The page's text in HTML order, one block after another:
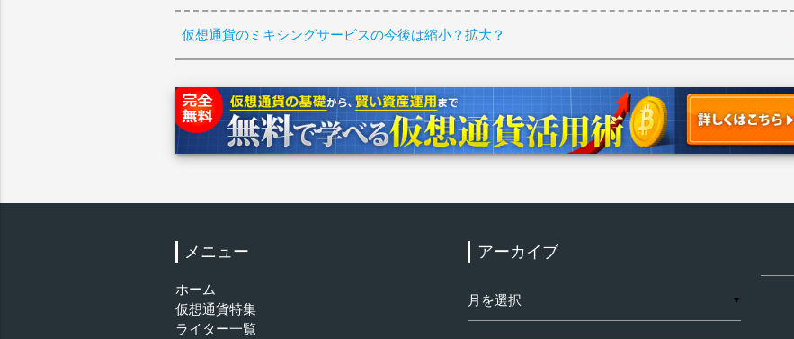
仮想通貨のミキシングサービスの今後は縮小？拡大？
メニュー
ホーム
仮想通貨特集
ライター一覧
アーカイブ
ー
カ
▼
索: